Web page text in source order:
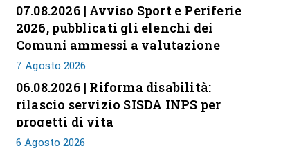
07.08.2026 | Avviso Sport e Periferie
2026, pubblicati gli elenchi dei
Comuni ammessi a valutazione
7 Agosto 2026
06.08.2026 | Riforma disabilità:
rilascio servizio SISDA INPS per
progetti di vita
6 Agosto 2026